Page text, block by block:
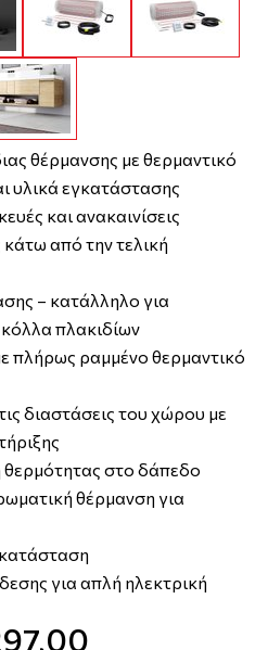
θέρμανσης με θερμαντικό
υλικά εγκατάστασης
και ανακαινίσεις
από την τελική
– κατάλληλο για
πλακιδίων
πλήρως ραμμένο θερμαντικό
διαστάσεις του χώρου με
στο δάπεδο
θέρμανση για
για απλή ηλεκτρική